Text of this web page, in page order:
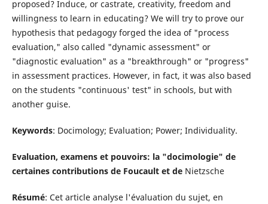
proposed? Induce, or castrate, creativity, freedom and
willingness to learn in educating? We will try to prove our
hypothesis that pedagogy forged the idea of "process
evaluation," also called "dynamic assessment" or
"diagnostic evaluation" as a "breakthrough" or "progress"
in assessment practices. However, in fact, it was also based
on the students "continuous' test" in schools, but with
another guise.
Keywords: Docimology; Evaluation; Power; Individuality.
Evaluation, examens et pouvoirs: la "docimologie" de
certaines contributions de Foucault et de Nietzsche
Résumé: Cet article analyse l'évaluation du sujet, en